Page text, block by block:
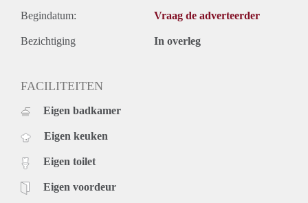
Begindatum: Vraag de adverteerder
Bezichtiging In overleg
FACILITEITEN
Eigen badkamer
Eigen keuken
Eigen toilet
Eigen voordeur